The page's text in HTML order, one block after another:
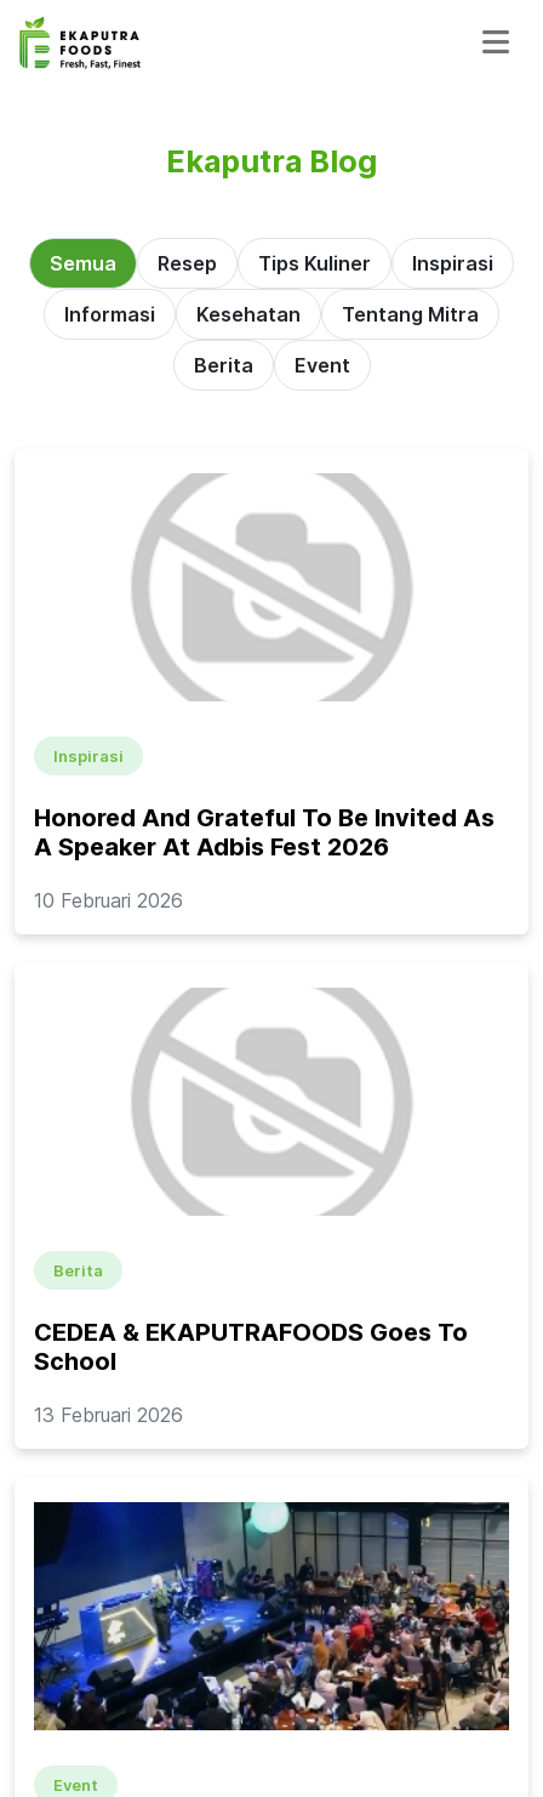
Ekaputra Blog
Semua Resep Tips Kuliner Inspirasi
Informasi Kesehatan Tentang Mitra
Berita Event
Inspirasi
Honored And Grateful To Be Invited As
A Speaker At Adbis Fest 2026
10 Februari 2026
Berita
CEDEA & EKAPUTRAFOODS Goes To
School
13 Februari 2026
Event